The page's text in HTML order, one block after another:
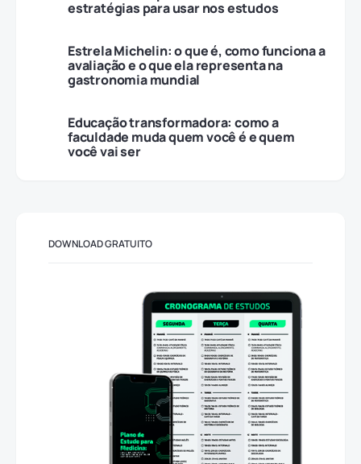
estratégias para usar nos estudos
Estrela Michelin: o que é, como funciona a
avaliação e o que ela representa na
gastronomia mundial
Educação transformadora: como a
faculdade muda quem você é e quem
você vai ser
DOWNLOAD GRATUITO